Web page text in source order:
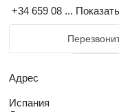
+34 659 08 ... Показать
Адрес
Испания